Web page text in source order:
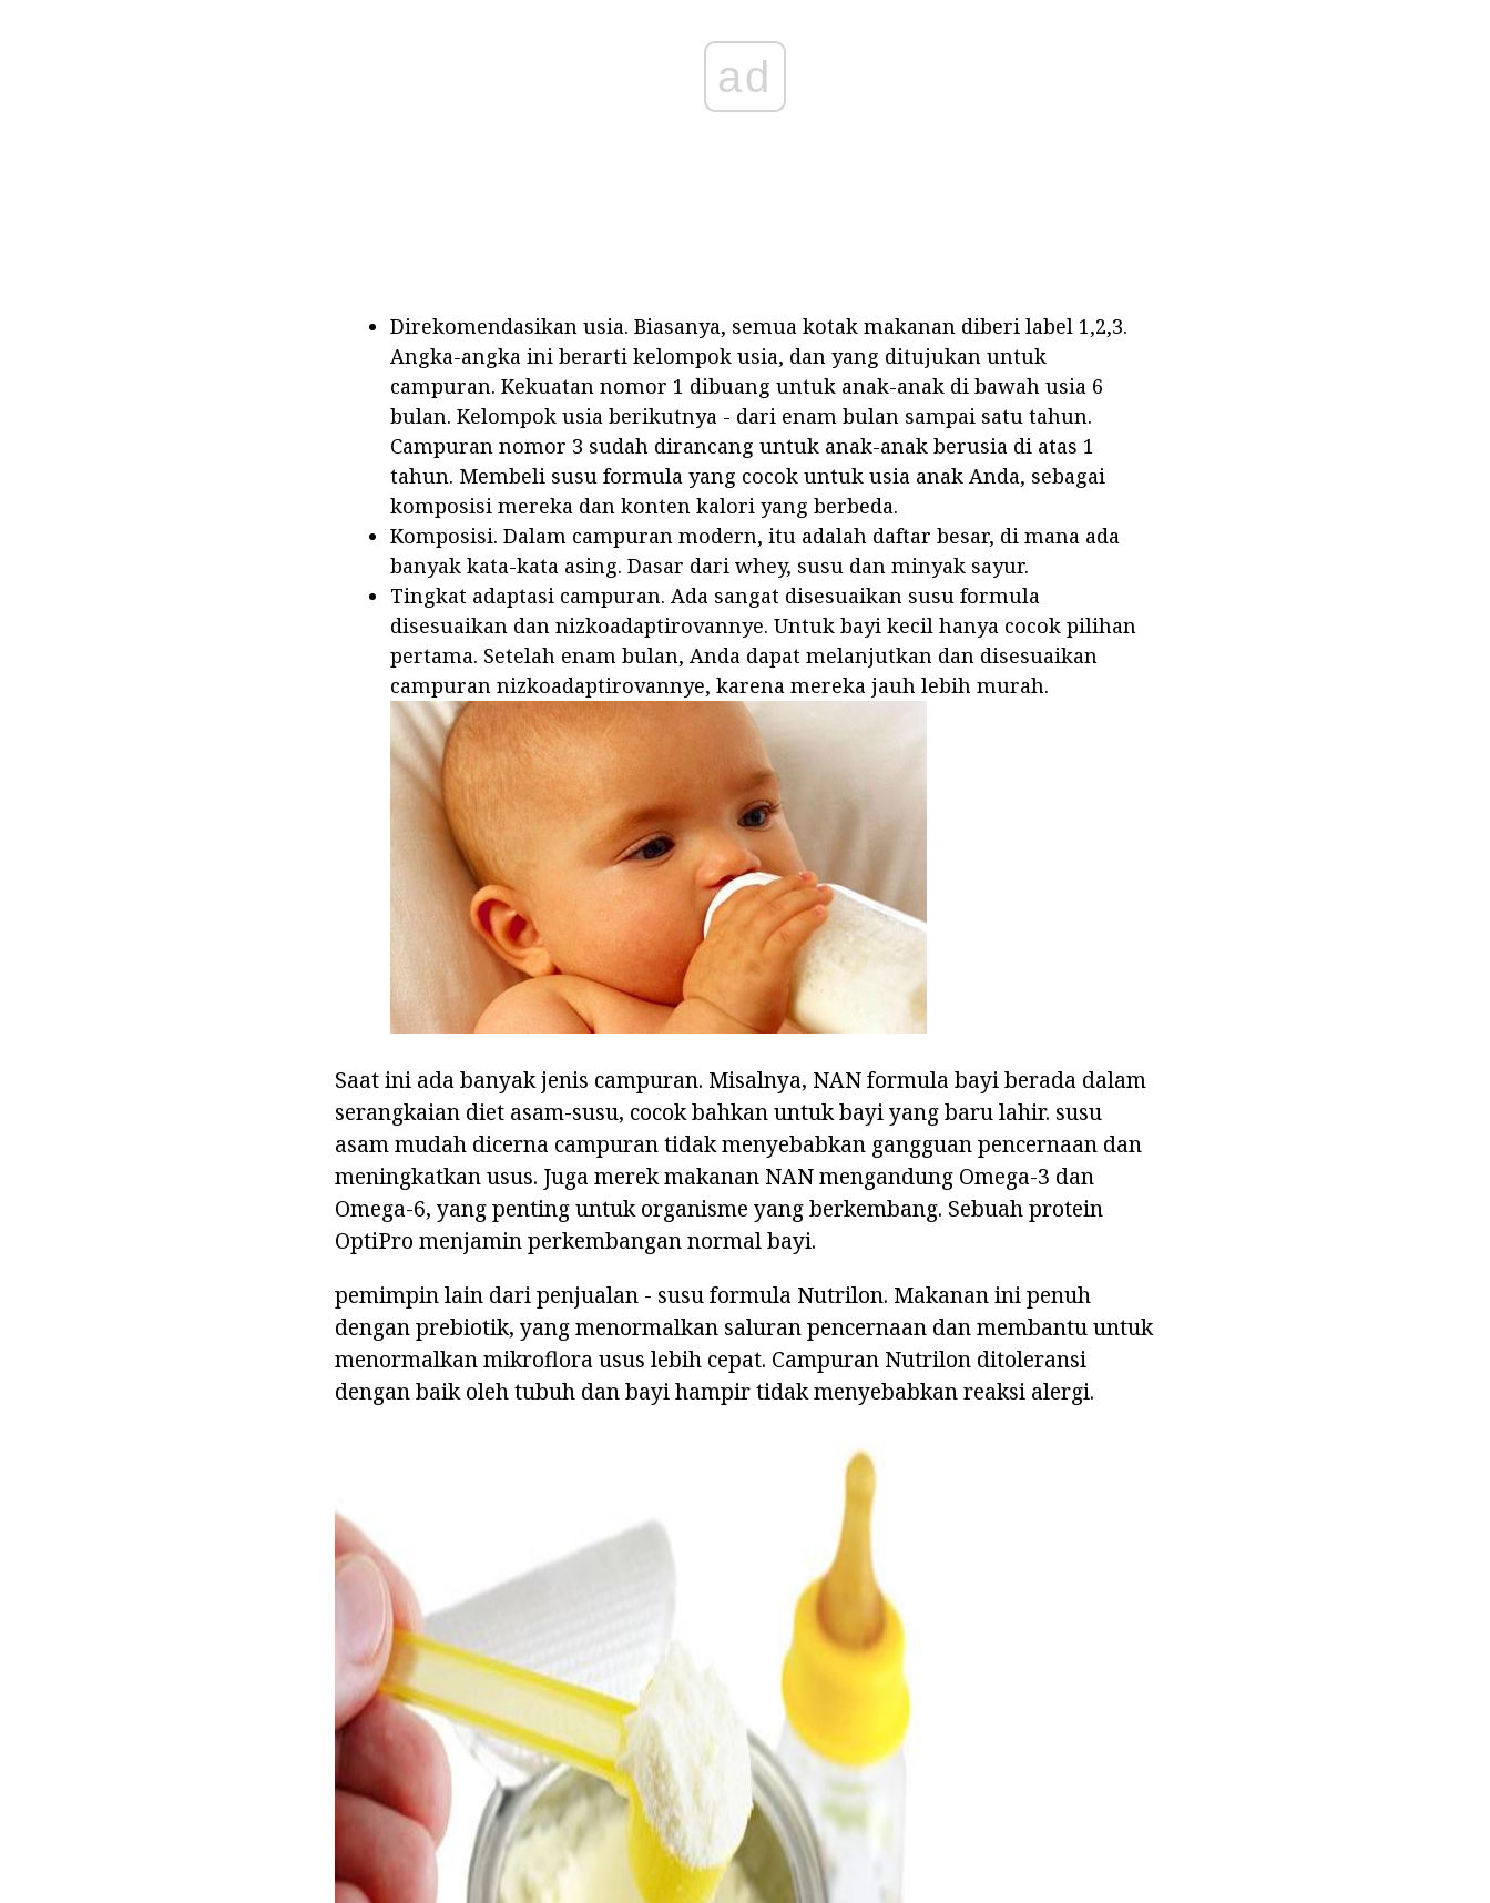
ad
Direkomendasikan usia. Biasanya, semua kotak makanan diberi label 1,2,3.
Angka-angka ini berarti kelompok usia, dan yang ditujukan untuk
campuran. Kekuatan nomor 1 dibuang untuk anak-anak di bawah usia 6
bulan. Kelompok usia berikutnya - dari enam bulan sampai satu tahun.
Campuran nomor 3 sudah dirancang untuk anak-anak berusia di atas 1
tahun. Membeli susu formula yang cocok untuk usia anak Anda, sebagai
komposisi mereka dan konten kalori yang berbeda.
Komposisi. Dalam campuran modern, itu adalah daftar besar, di mana ada
banyak kata-kata asing. Dasar dari whey, susu dan minyak sayur.
Tingkat adaptasi campuran. Ada sangat disesuaikan susu formula
disesuaikan dan nizkoadaptirovannye. Untuk bayi kecil hanya cocok pilihan
pertama. Setelah enam bulan, Anda dapat melanjutkan dan disesuaikan
campuran nizkoadaptirovannye, karena mereka jauh lebih murah.
Saat ini ada banyak jenis campuran. Misalnya, NAN formula bayi berada dalam
serangkaian diet asam-susu, cocok bahkan untuk bayi yang baru lahir. susu
asam mudah dicerna campuran tidak menyebabkan gangguan pencernaan dan
meningkatkan usus. Juga merek makanan NAN mengandung Omega-3 dan
Omega-6, yang penting untuk organisme yang berkembang. Sebuah protein
OptiPro menjamin perkembangan normal bayi.
pemimpin lain dari penjualan - susu formula Nutrilon. Makanan ini penuh
dengan prebiotik, yang menormalkan saluran pencernaan dan membantu untuk
menormalkan mikroflora usus lebih cepat. Campuran Nutrilon ditoleransi
dengan baik oleh tubuh dan bayi hampir tidak menyebabkan reaksi alergi.